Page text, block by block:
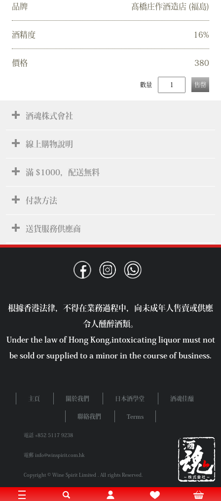
數量 售罄
品牌 髙橋庄作酒造店 (福島)
酒精度 16%
價格 380
酒魂株式會社
線上購物說明
滿 $1000，配送無料
付款方法
送貨服務供應商
根據香港法律，不得在業務過程中，向未成年人售賣或供應
令人醺醉酒類。
Under the law of Hong Kong,intoxicating liquor must not
be sold or supplied to a minor in the course of business.
主頁 關於我們 日本酒學堂 酒魂佳釀
聯絡我們 Terms
電話 +852 5117 9238
電郵 info@winspirit.com.hk
Copyright © Wine Spirit Limited . All rights Reserved.